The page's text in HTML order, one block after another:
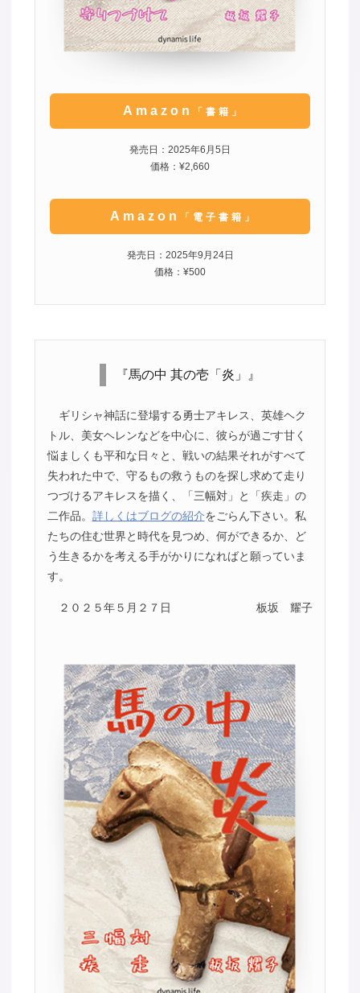
Amazon 「書籍」
発売日：2025年6月5日
価格：¥2,660
Amazon 「電子書籍」
発売日：2025年9月24日
価格：¥500
『馬の中 其の壱「炎」』
ギリシャ神話に登場する勇士アキレス、英雄ヘク
トル、美女ヘレンなどを中心に、彼らが過ごす甘く
悩ましくも平和な日々と、戦いの結果それがすべて
失われた中で、守るもの救うものを探し求めて走り
つづけるアキレスを描く、「三幅対」と「疾走」の
二作品。 詳しくはブログの紹介をごらん下さい。私
たちの住む世界と時代を見つめ、何ができるか、ど
う生きるかを考える手がかりになればと願っていま
す。
２０２５年５月２７日 板坂 耀子